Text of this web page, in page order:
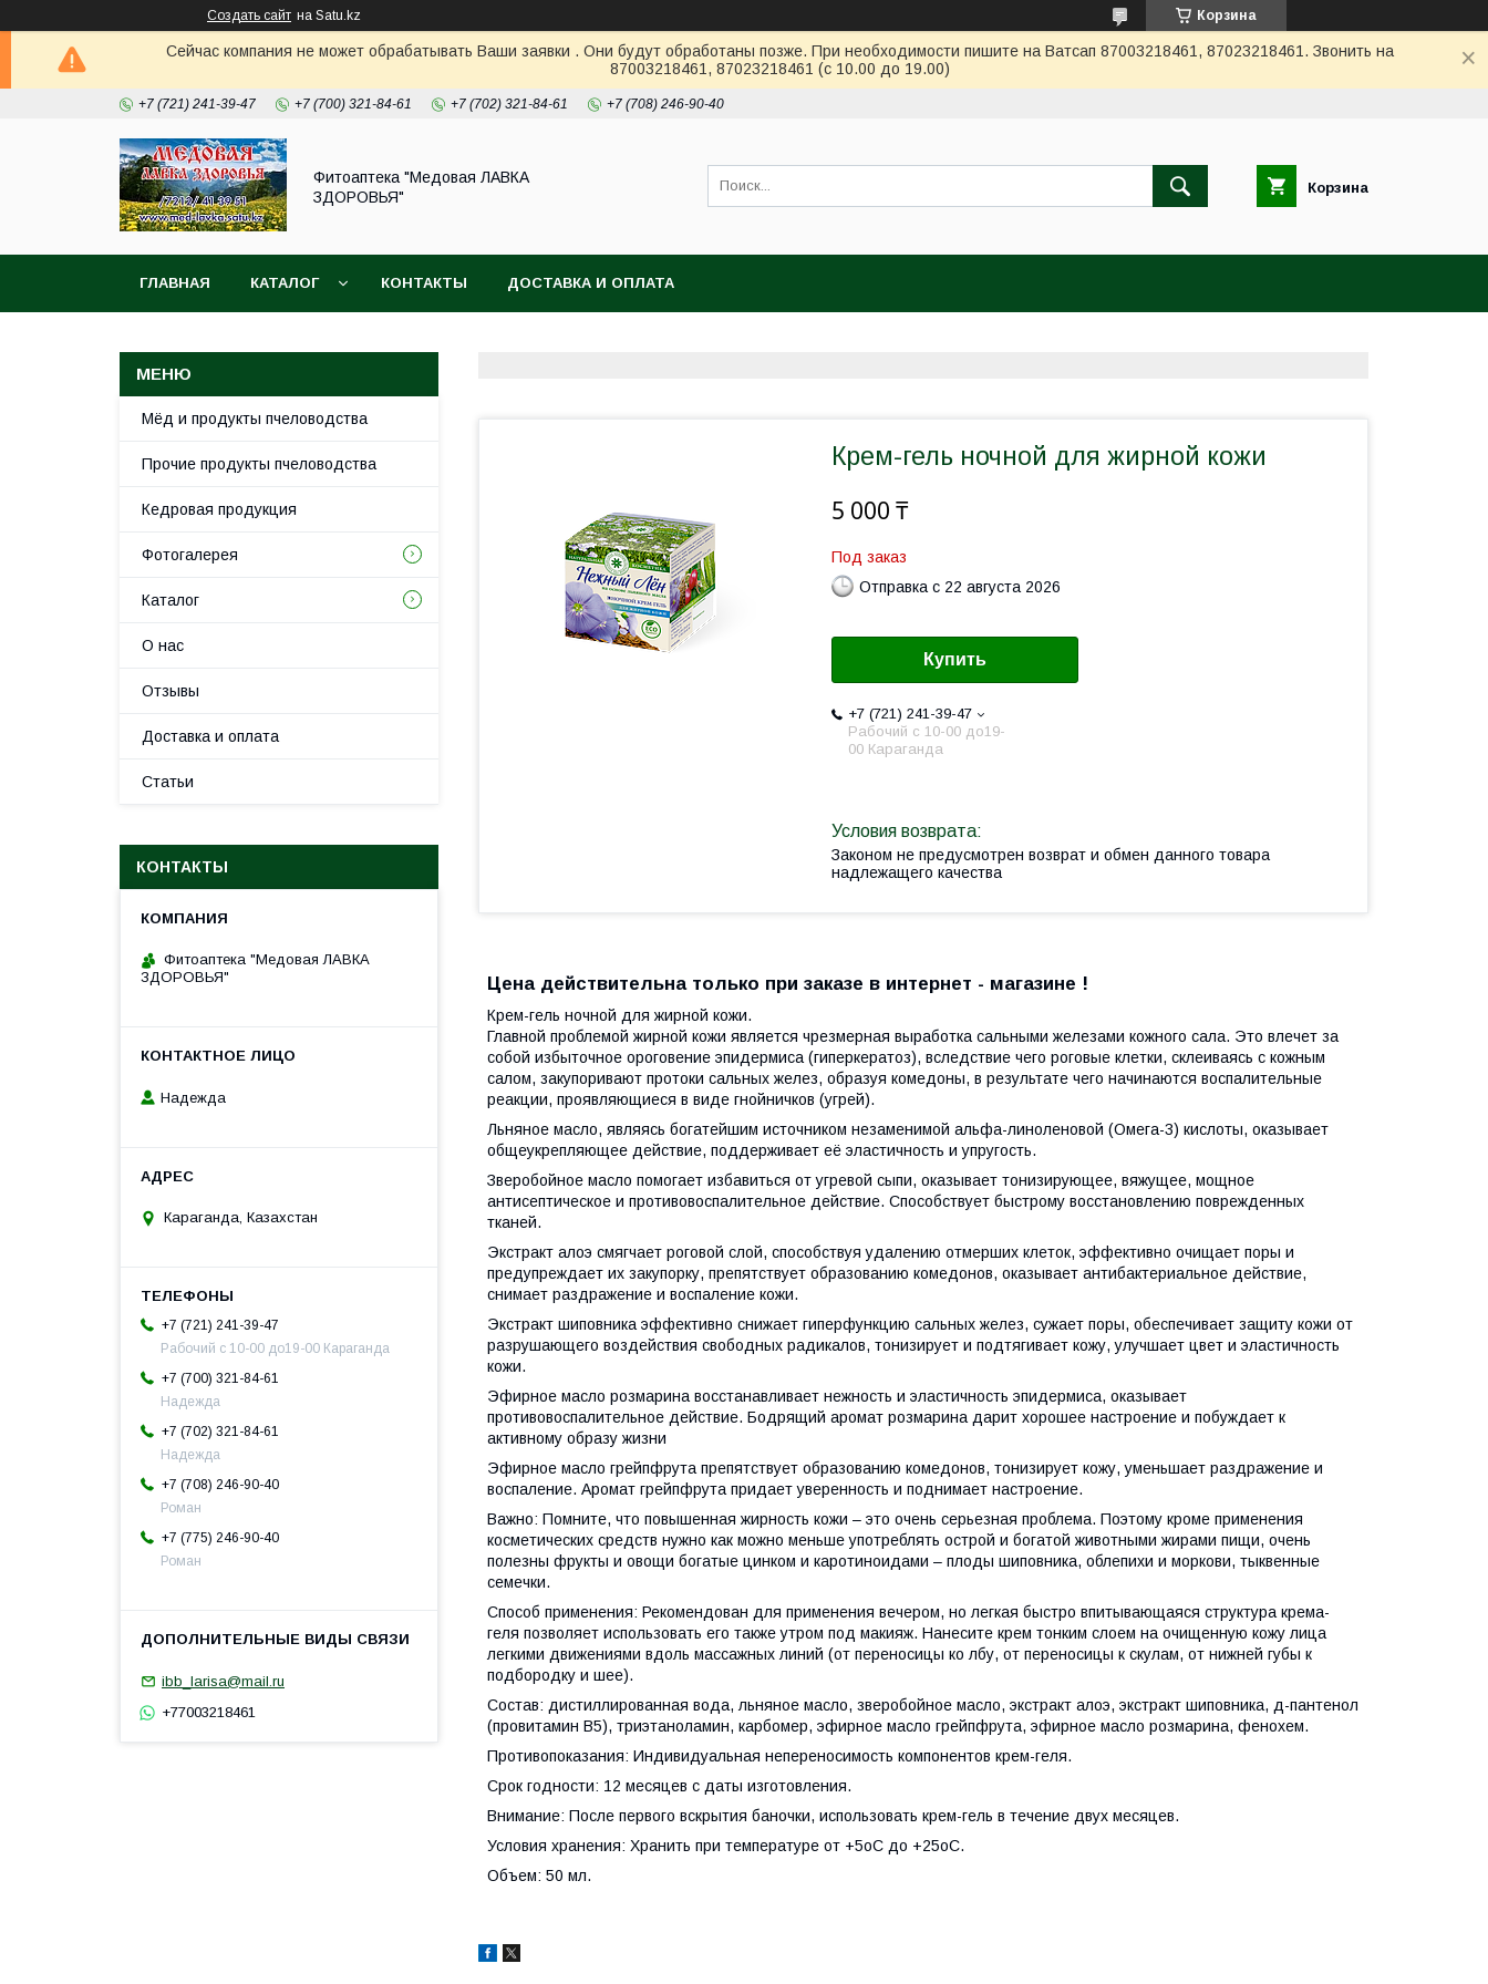
Создать сайт на Satu.kz Корзина
Сейчас компания не может обрабатывать Ваши заявки . Они будут обработаны позже. При необходимости пишите на Ватсап 87003218461, 87023218461. Звонить на
87003218461, 87023218461 (с 10.00 до 19.00)
+7 (721) 241-39-47 +7 (700) 321-84-61 +7 (702) 321-84-61 +7 (708) 246-90-40
Фитоаптека "Медовая ЛАВКА
ЗДОРОВЬЯ"
Корзина
ГЛАВНАЯ КАТАЛОГ КОНТАКТЫ ДОСТАВКА И ОПЛАТА
Крем-гель ночной для жирной кожи
5 000 ₸
Под заказ
Отправка с 22 августа 2026
Купить
+7 (721) 241-39-47
Рабочий с 10-00 до19-
00 Караганда
Законом не предусмотрен возврат и обмен данного товара
надлежащего качества
Цена действительна только при заказе в интернет - магазине !
Крем-гель ночной для жирной кожи.
Главной проблемой жирной кожи является чрезмерная выработка сальными железами кожного сала. Это влечет за
собой избыточное ороговение эпидермиса (гиперкератоз), вследствие чего роговые клетки, склеиваясь с кожным
салом, закупоривают протоки сальных желез, образуя комедоны, в результате чего начинаются воспалительные
реакции, проявляющиеся в виде гнойничков (угрей).
Льняное масло, являясь богатейшим источником незаменимой альфа-линоленовой (Омега-3) кислоты, оказывает
общеукрепляющее действие, поддерживает её эластичность и упругость.
Зверобойное масло помогает избавиться от угревой сыпи, оказывает тонизирующее, вяжущее, мощное
антисептическое и противовоспалительное действие. Способствует быстрому восстановлению поврежденных
тканей.
Экстракт алоэ смягчает роговой слой, способствуя удалению отмерших клеток, эффективно очищает поры и
предупреждает их закупорку, препятствует образованию комедонов, оказывает антибактериальное действие,
снимает раздражение и воспаление кожи.
Экстракт шиповника эффективно снижает гиперфункцию сальных желез, сужает поры, обеспечивает защиту кожи от
разрушающего воздействия свободных радикалов, тонизирует и подтягивает кожу, улучшает цвет и эластичность
кожи.
Эфирное масло розмарина восстанавливает нежность и эластичность эпидермиса, оказывает
противовоспалительное действие. Бодрящий аромат розмарина дарит хорошее настроение и побуждает к
активному образу жизни
Эфирное масло грейпфрута препятствует образованию комедонов, тонизирует кожу, уменьшает раздражение и
воспаление. Аромат грейпфрута придает уверенность и поднимает настроение.
Важно: Помните, что повышенная жирность кожи – это очень серьезная проблема. Поэтому кроме применения
косметических средств нужно как можно меньше употреблять острой и богатой животными жирами пищи, очень
полезны фрукты и овощи богатые цинком и каротиноидами – плоды шиповника, облепихи и моркови, тыквенные
семечки.
Способ применения: Рекомендован для применения вечером, но легкая быстро впитывающаяся структура крема-
геля позволяет использовать его также утром под макияж. Нанесите крем тонким слоем на очищенную кожу лица
легкими движениями вдоль массажных линий (от переносицы ко лбу, от переносицы к скулам, от нижней губы к
подбородку и шее).
Состав: дистиллированная вода, льняное масло, зверобойное масло, экстракт алоэ, экстракт шиповника, д-пантенол
(провитамин В5), триэтаноламин, карбомер, эфирное масло грейпфрута, эфирное масло розмарина, фенохем.
Противопоказания: Индивидуальная непереносимость компонентов крем-геля.
Срок годности: 12 месяцев с даты изготовления.
Внимание: После первого вскрытия баночки, использовать крем-гель в течение двух месяцев.
Условия хранения: Хранить при температуре от +5оС до +25оС.
Объем: 50 мл.
Мёд и продукты пчеловодства
Прочие продукты пчеловодства
Кедровая продукция
Фотогалерея
Каталог
О нас
Отзывы
Доставка и оплата
Статьи
КОНТАКТЫ
Фитоаптека "Медовая ЛАВКА
ЗДОРОВЬЯ"
Надежда
Караганда, Казахстан
+7 (721) 241-39-47
Рабочий с 10-00 до19-00 Караганда
+7 (700) 321-84-61
Надежда
+7 (702) 321-84-61
Надежда
+7 (708) 246-90-40
Роман
+7 (775) 246-90-40
Роман
ibb_larisa@mail.ru
+77003218461